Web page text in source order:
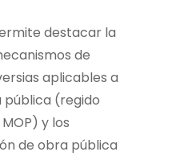
destacar la
de
aplicables a
(regido
y los
de obra pública